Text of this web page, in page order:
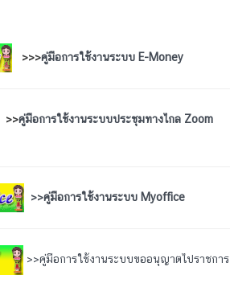
>>>คู่มือการใช้งานระบบ E-Money
คู่มือการใช้งานระบบประชุมทางไกล Zoom
>>คู่มือการใช้งานระบบ Myoffice
>>คู่มือการใช้งานระบบขออนุญาตไปราชการ